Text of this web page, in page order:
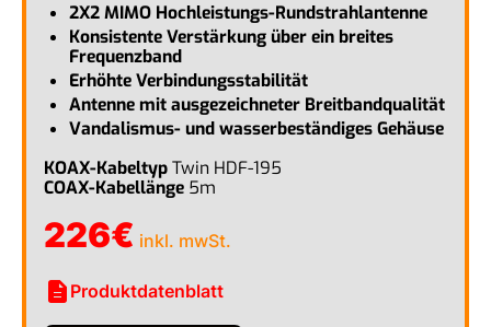
2X2 MIMO Hochleistungs-Rundstrahlantenne
Konsistente Verstärkung über ein breites
Frequenzband
Erhöhte Verbindungsstabilität
Antenne mit ausgezeichneter Breitbandqualität
Vandalismus- und wasserbeständiges Gehäuse
KOAX-KabeltypTwin HDF-195
COAX-Kabellänge 5m
226€ inkl. mwSt.
description Produktdatenblatt